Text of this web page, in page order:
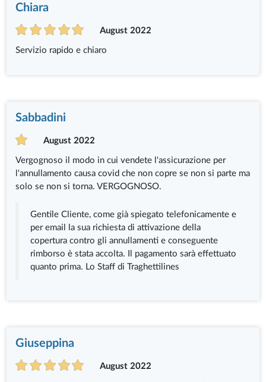
Chiara
August 2022
Servizio rapido e chiaro
Sabbadini
August 2022
Vergognoso il modo in cui vendete l'assicurazione per
l'annullamento causa covid che non copre se non si parte ma
solo se non si torna. VERGOGNOSO.
Gentile Cliente, come già spiegato telefonicamente e
per email la sua richiesta di attivazione della
copertura contro gli annullamenti e conseguente
rimborso è stata accolta. Il pagamento sarà effettuato
quanto prima. Lo Staff di Traghettilines
Giuseppina
August 2022